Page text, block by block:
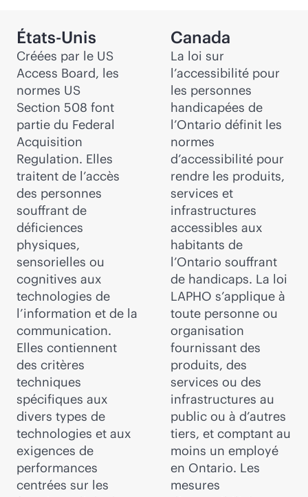
États-Unis
Créées par le US
Access Board, les
normes US
Section 508 font
partie du Federal
Acquisition
Regulation. Elles
traitent de l’accès
des personnes
souffrant de
déficiences
physiques,
sensorielles ou
cognitives aux
technologies de
l’information et de la
communication.
Elles contiennent
des critères
techniques
spécifiques aux
divers types de
technologies et aux
exigences de
performances
centrées sur les
Canada
La loi sur
l’accessibilité pour
les personnes
handicapées de
l’Ontario définit les
normes
d’accessibilité pour
rendre les produits,
services et
infrastructures
accessibles aux
habitants de
l’Ontario souffrant
de handicaps. La loi
LAPHO s’applique à
toute personne ou
organisation
fournissant des
produits, des
services ou des
infrastructures au
public ou à d’autres
tiers, et comptant au
moins un employé
en Ontario. Les
mesures